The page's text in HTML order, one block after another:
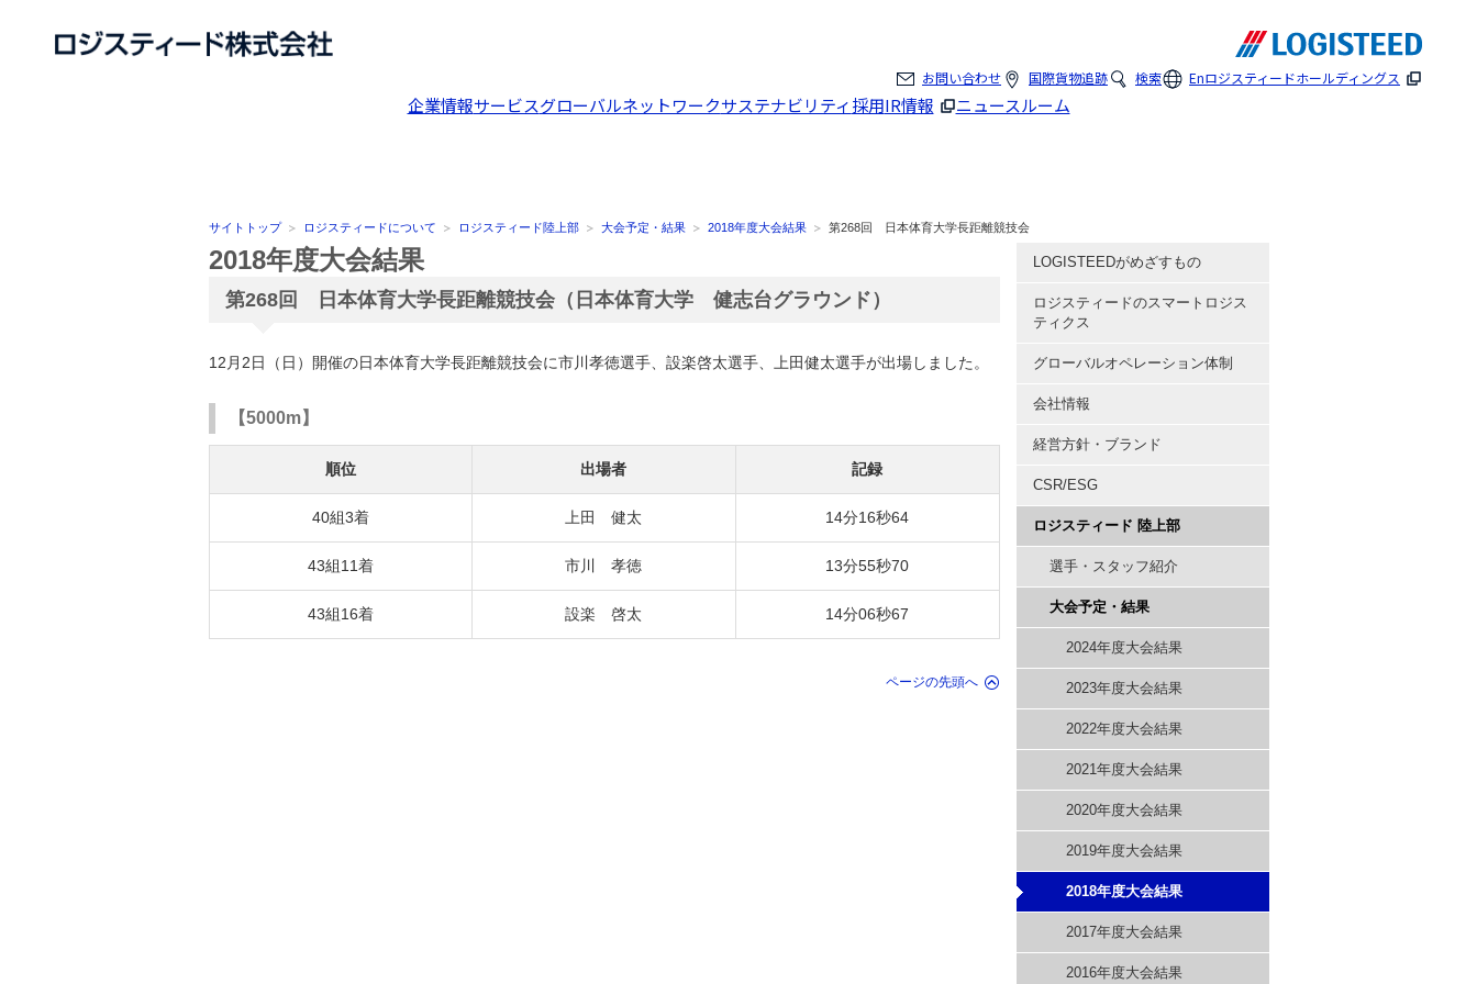
企業情報サービスグローバルネットワークサステナビリティ採用IR情報 ニュースルーム
お問い合わせ 国際貨物追跡 検索 Enロジスティードホールディングス
サイトトップ ロジスティードについて ロジスティード陸上部 大会予定・結果 2018年度大会結果 第268回 日本体育大学長距離競技会
2018年度大会結果
第268回 日本体育大学長距離競技会（日本体育大学 健志台グラウンド）
12月2日（日）開催の日本体育大学長距離競技会に市川孝徳選手、設楽啓太選手、上田健太選手が出場しました。
【5000m】
順位 出場者 記録
40組3着 上田 健太 14分16秒64
43組11着 市川 孝徳 13分55秒70
43組16着 設楽 啓太 14分06秒67
ページの先頭へ
LOGISTEEDがめざすもの
ロジスティードのスマートロジス
ティクス
グローバルオペレーション体制
会社情報
経営方針・ブランド
CSR/ESG
ロジスティード 陸上部
選手・スタッフ紹介
大会予定・結果
2024年度大会結果
2023年度大会結果
2022年度大会結果
2021年度大会結果
2020年度大会結果
2019年度大会結果
2018年度大会結果
2017年度大会結果
2016年度大会結果